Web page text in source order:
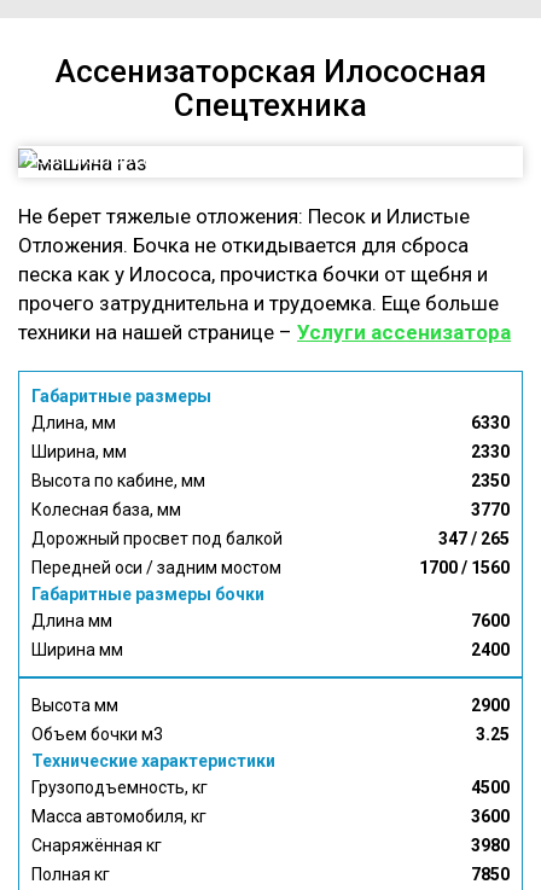
Ассенизаторская Илососная
Спецтехника
Ассенизаторская машина на базе Газ 3307
Не берет тяжелые отложения: Песок и Илистые
Отложения. Бочка не откидывается для сброса
песка как у Илососа, прочистка бочки от щебня и
прочего затруднительна и трудоемка. Еще больше
техники на нашей странице – Услуги ассенизатора
Габаритные размеры
Длина, мм
6330
Ширина, мм
2330
Высота по кабине, мм
2350
Колесная база, мм
3770
Дорожный просвет под балкой
347 / 265
Передней оси / задним мостом
1700 / 1560
Габаритные размеры бочки
Длина мм
7600
Ширина мм
2400
Высота мм
2900
Объем бочки м3
3.25
Технические характеристики
Грузоподъемность, кг
4500
Масса автомобиля, кг
3600
Снаряжённая кг
3980
Полная кг
7850